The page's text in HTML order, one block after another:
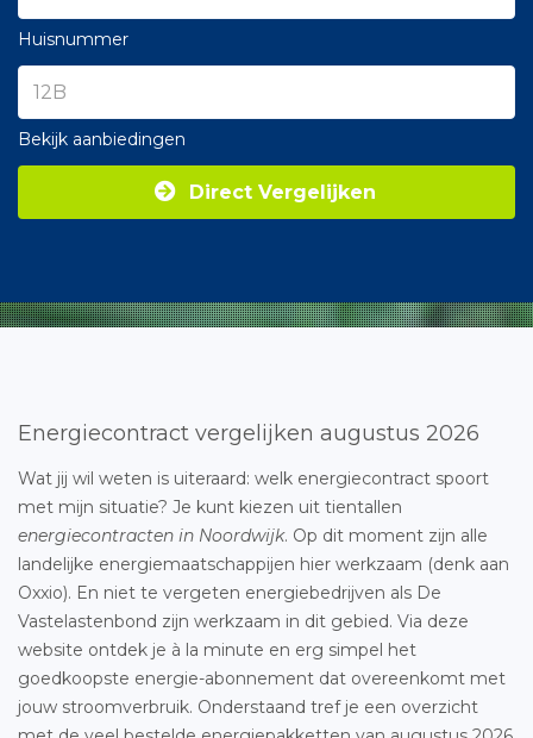
Huisnummer
Bekijk aanbiedingen
Direct Vergelijken
Energiecontract vergelijken augustus 2026
Wat jij wil weten is uiteraard: welk energiecontract spoort
met mijn situatie? Je kunt kiezen uit tientallen
energiecontracten in Noordwijk. Op dit moment zijn alle
landelijke energiemaatschappijen hier werkzaam (denk aan
Oxxio). En niet te vergeten energiebedrijven als De
Vastelastenbond zijn werkzaam in dit gebied. Via deze
website ontdek je à la minute en erg simpel het
goedkoopste energie-abonnement dat overeenkomt met
jouw stroomverbruik. Onderstaand tref je een overzicht